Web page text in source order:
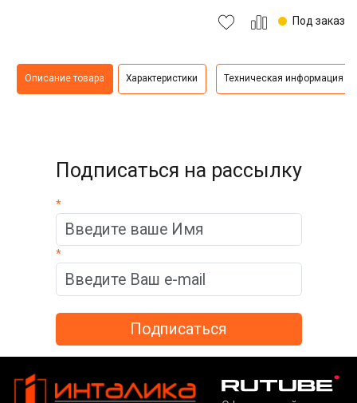
Под заказ
Описание товара Характеристики Техническая информация
Подписаться на рассылку
*
*